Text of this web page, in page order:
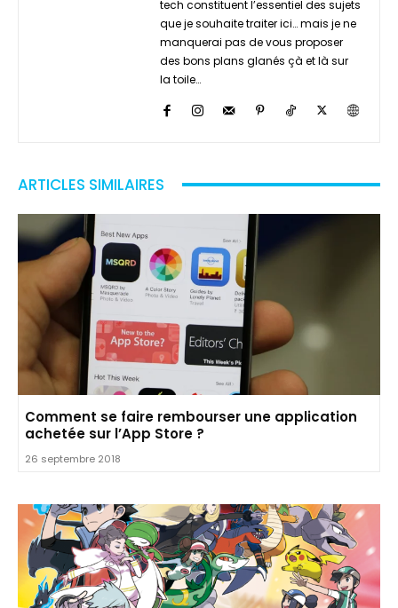
tech constituent l’essentiel des sujets
que je souhaite traiter ici… mais je ne
manquerai pas de vous proposer
des bons plans glanés çà et là sur
la toile…
ARTICLES SIMILAIRES
Comment se faire rembourser une application
achetée sur l’App Store ?
26 septembre 2018